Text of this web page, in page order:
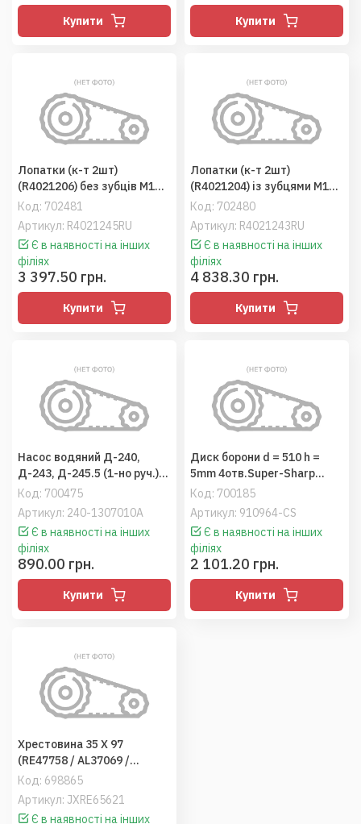
Купити Купити
Код: 702481
Артикул: R4021245RU
Лопатки (к-т 2шт)
(R4021206) без зубців M1C
мішалка розкидача MDS
аналог Німеччина
Є в наявності на інших
філіях
3 397.50 грн.
Купити
Код: 702480
Артикул: R4021243RU
Лопатки (к-т 2шт)
(R4021204) із зубцями M1C
мішалка розкидача MDS
аналог Німеччина
Є в наявності на інших
філіях
4 838.30 грн.
Купити
Код: 700475
Артикул: 240-1307010А
Насос водяний Д-240,
Д-243, Д-245.5 (1-но руч.)
МТЗ-80, 82, 892 (вир-во
Польща)
Є в наявності на інших
філіях
890.00 грн.
Купити
Код: 700185
Артикул: 910964-CS
Диск борони d = 510 h =
5mm 4отв.Super-Sharp
(хвилястий)
(3007653/9002598
Farmet/Kockerlіng, Celsan
Є в наявності на інших
філіях
2 101.20 грн.
Купити
Код: 698865
Артикул: JXRE65621
Хрестовина 35 X 97
(RE47758 / AL37069 /
3133521R1), JD8410-8430
Є в наявності на інших